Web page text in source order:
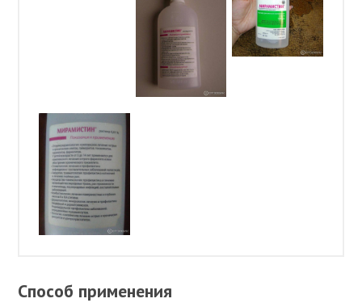
Способ применения